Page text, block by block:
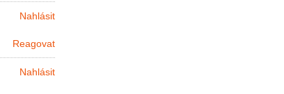
Nahlásit
Reagovat
Nahlásit